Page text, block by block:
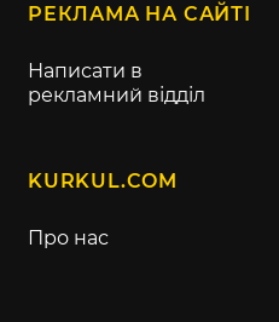
РЕКЛАМА НА САЙТІ
Написати в
рекламний відділ
KURKUL.COM
Про нас